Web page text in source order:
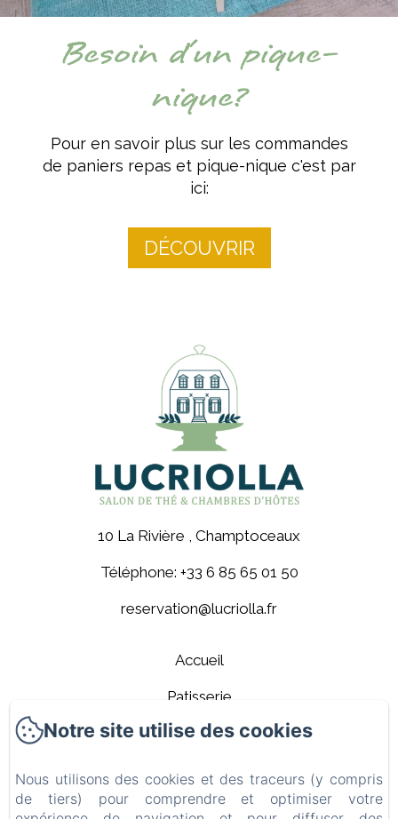
Besoin d'un pique-
nique?
Pour en savoir plus sur les commandes
de paniers repas et pique-nique c'est par
ici:
DÉCOUVRIR
10 La Rivière , Champtoceaux
Téléphone: +33 6 85 65 01 50
reservation@lucriolla.fr
Accueil
Patisserie
Les chambres
A propos
Notre site utilise des cookies
Nous utilisons des cookies et des traceurs (y compris
de tiers) pour comprendre et optimiser votre